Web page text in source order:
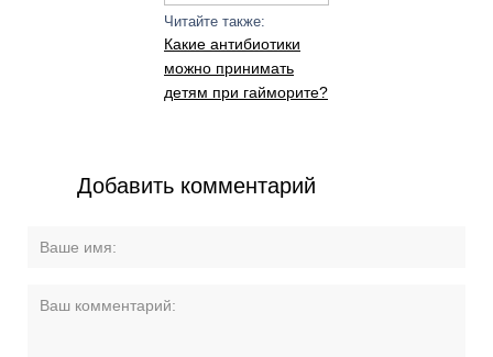
Читайте также:
Какие антибиотики
можно принимать
детям при гайморите?
Добавить комментарий